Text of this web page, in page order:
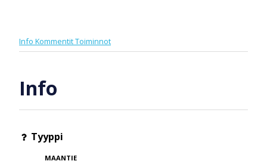
Info KommentitToiminnot
Info
Tyyppi
MAANTIE